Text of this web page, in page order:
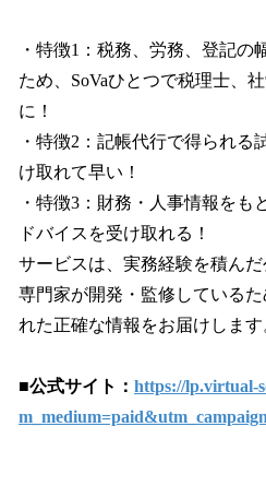
・特徴1：税務、労務、登記の
ため、SoVaひとつで税理士、
に！
・特徴2：記帳代行で得られる
け取れて早い！
・特徴3：財務・人事情報をも
ドバイスを受け取れる！
サービスは、実務経験を積ん
専門家が開発・監修している
れた正確な情報をお届けします
■公式サイト： https://lp.virtual-